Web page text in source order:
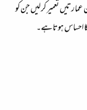
تعمیر کرلیں جن کو
احساس ہوتاہے۔